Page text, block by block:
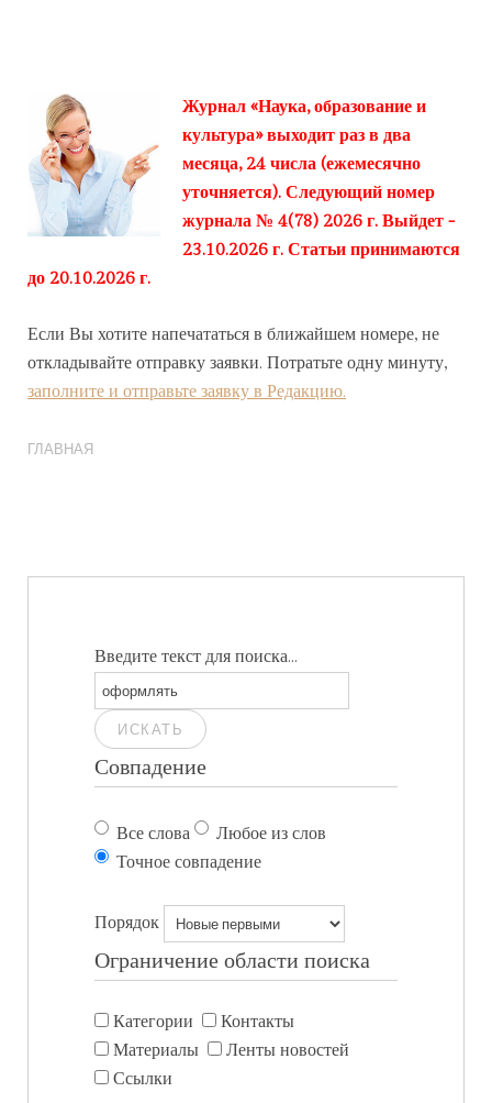
Журнал «Наука, образование и
культура» выходит раз в два
месяца, 24 числа (ежемесячно
уточняется). Следующий номер
журнала № 4(78) 2026 г. Выйдет -
23.10.2026 г. Статьи принимаются
до 20.10.2026 г.
Если Вы хотите напечататься в ближайшем номере, не
откладывайте отправку заявки. Потратьте одну минуту,
заполните и отправьте заявку в Редакцию.
ГЛАВНАЯ
Введите текст для поиска...
ИСКАТЬ
Совпадение
Все слова
Любое из слов
Точное совпадение
Порядок
Ограничение области поиска
Категории
Контакты
Материалы
Ленты новостей
Ссылки